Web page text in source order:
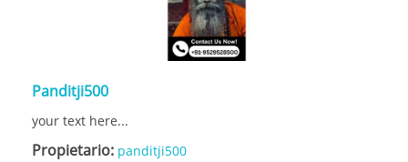
Panditji500
your text here...
Propietario: panditji500